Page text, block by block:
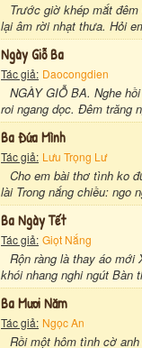
Trước giờ khép mắt
lại âm rời nhạt thưa. Hỏi
Ngày Giỗ Ba
Tác giả: Daocongdien
NGÀY GIỖ BA. Nghe
roi ngang dọc. Đêm trăng
Ba Đứa Mình
Tác giả: Lưu Trọng Lư
Cho em bài thơ tình ko
lài Trong nắng chiều: ngo
Ba Ngày Tết
Tác giả: Giọt Nắng
Rộn ràng là thay áo mới
khói nhang nghi ngút Bàn
Ba Mươi Năm
Tác giả: Ngọc An
Rồi một hôm tình cờ